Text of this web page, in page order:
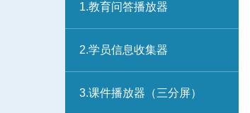
1.教育问答播放器
2.学员信息收集器
3.课件播放器（三分屏）